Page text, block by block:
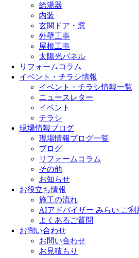
給湯器
内装
玄関ドア・窓
外壁工事
屋根工事
太陽光パネル
リフォームコラム
イベント・チラシ情報
イベント・チラシ情報一覧
ニュースレター
イベント
チラシ
現場情報ブログ
現場情報ブログ一覧
ブログ
リフォームコラム
その他
お知らせ
お役立ち情報
施工の流れ
AIアドバイザー みらい ご利
よくあるご質問
お問い合わせ
お問い合わせ
お見積もり